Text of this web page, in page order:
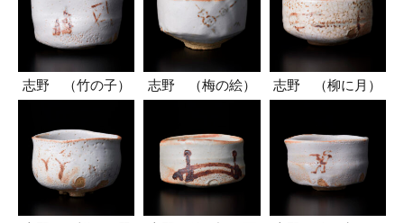
志野 （竹の子） 志野 （梅の絵） 志野 （柳に月）